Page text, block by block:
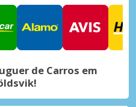
de Carros em